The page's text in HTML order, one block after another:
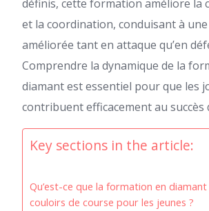
définis, cette formation améliore la
et la coordination, conduisant à
améliorée tant en attaque qu’en
Comprendre la dynamique de la
diamant est essentiel pour que les
contribuent efficacement au succès
Key sections in the article:
Qu’est-ce que la formation en diamant
couloirs de course pour les jeunes ?